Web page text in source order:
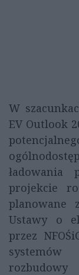
W
EV Outlook
ładowania
projekcie
planowane
Ustawy o
przez